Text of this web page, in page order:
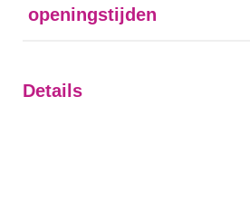
openingstijden
Details